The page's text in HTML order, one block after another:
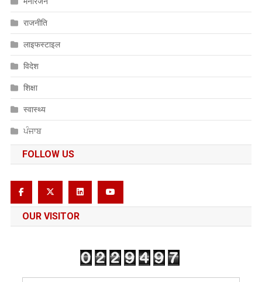
राजनीति
लाइफस्टाइल
विदेश
शिक्षा
स्वास्थ्य
ਪੰਜਾਬ
FOLLOW US
OUR VISITOR